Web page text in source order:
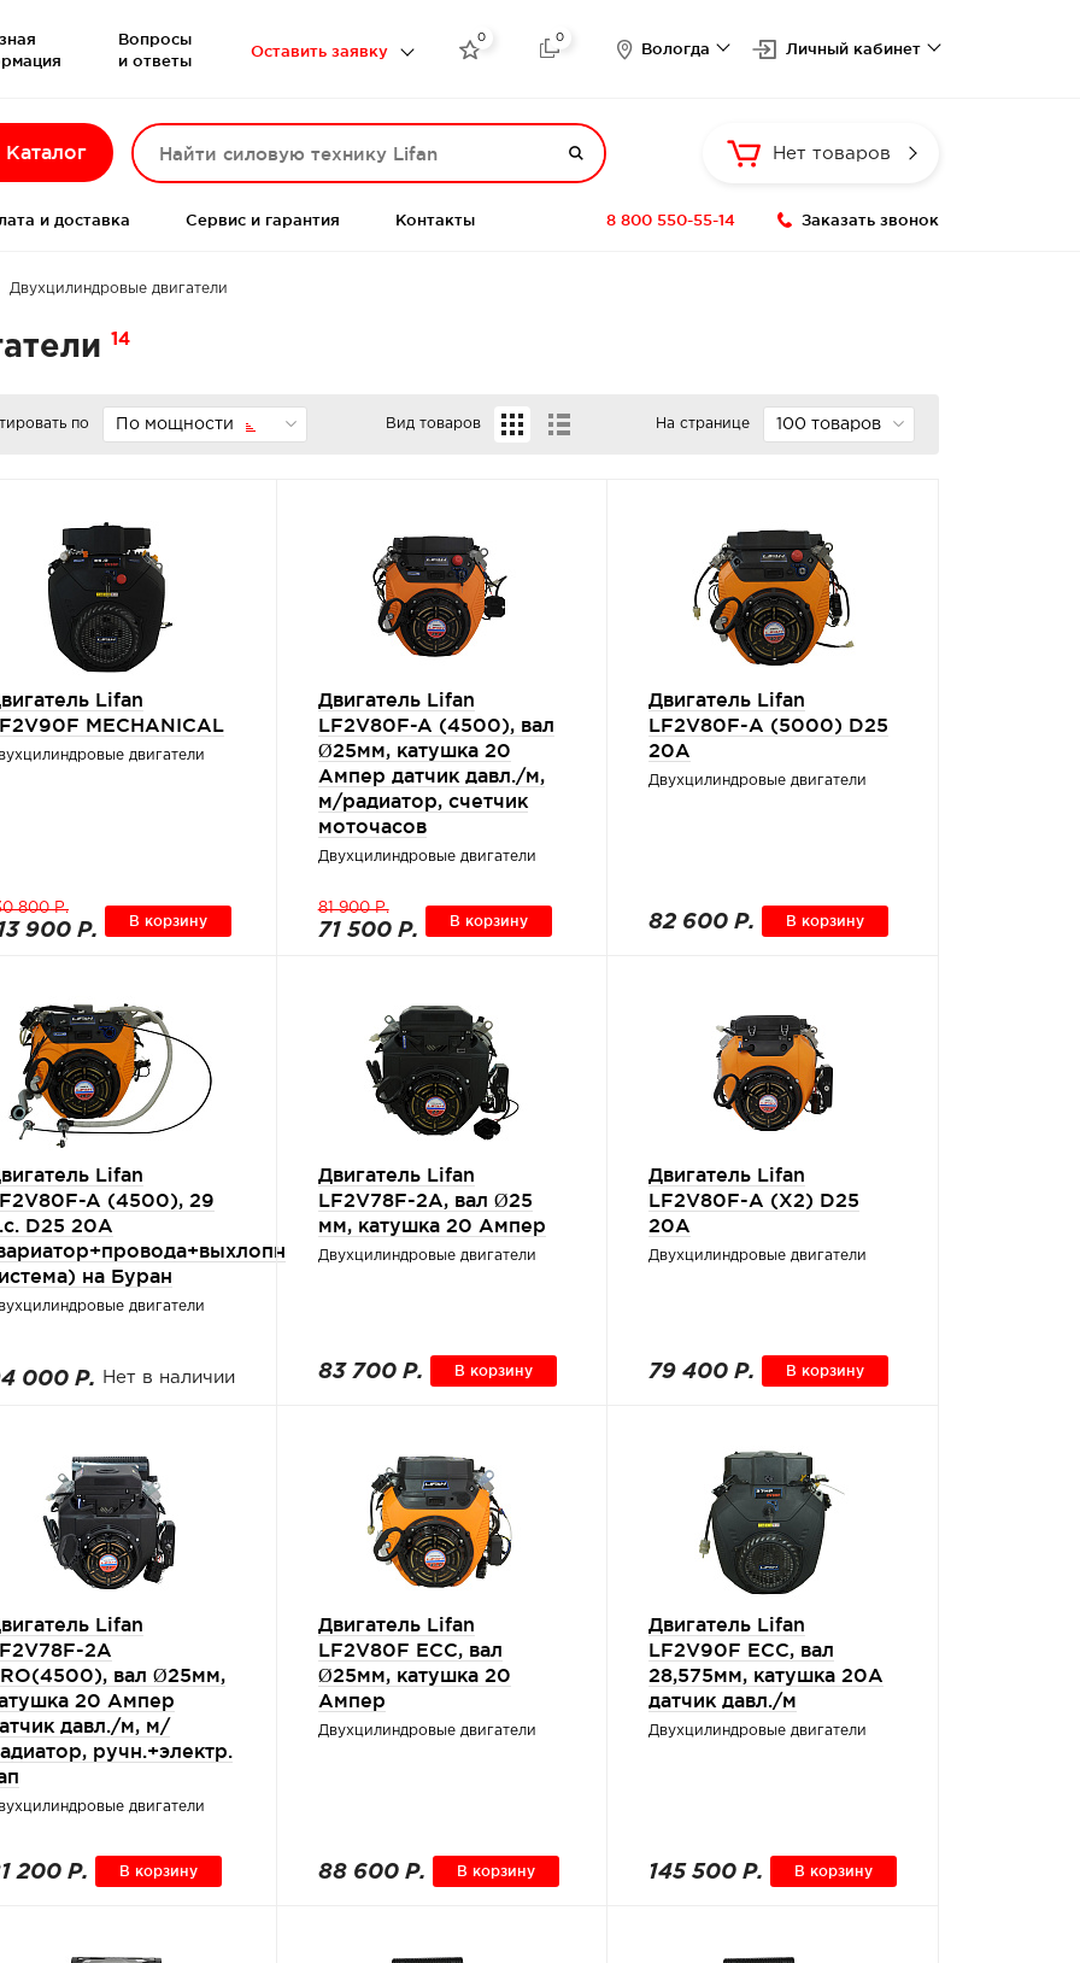
Вопросы
и ответы
Оставить заявку 
0

0
Вологда Личный кабинет
Каталог  Нет товаров
и доставка Сервис и гарантия Контакты 8 800 550-55-14 Заказать звонок
Двухцилиндровые двигатели
14
по По мощности Вид товаров На странице 100 товаров
Lifan
MECHANICAL
двигатели
800 Р.
900 Р. В корзину
Двигатель Lifan
LF2V80F-A (4500), вал
Ø25мм, катушка 20
Ампер датчик давл./м,
м/радиатор, счетчик
моточасов
Двухцилиндровые двигатели
81 900 Р.
71 500 Р. В корзину
Двигатель Lifan
LF2V80F-А (5000) D25
20A
Двухцилиндровые двигатели
82 600 Р. В корзину
Lifan
A (4500), 29
D25 20А
на Буран
двигатели
000 Р. Нет в наличии
Двигатель Lifan
LF2V78F-2A, вал Ø25
мм, катушка 20 Ампер
Двухцилиндровые двигатели
83 700 Р. В корзину
Двигатель Lifan
LF2V80F-А (X2) D25
20A
Двухцилиндровые двигатели
79 400 Р. В корзину
Lifan
2A
вал Ø25мм,
20 Ампер
давл./м, м/
ручн.+электр.
двигатели
200 Р. В корзину
Двигатель Lifan
LF2V80F ECC, вал
Ø25мм, катушка 20
Ампер
Двухцилиндровые двигатели
88 600 Р. В корзину
Двигатель Lifan
LF2V90F ECC, вал
28,575мм, катушка 20А
датчик давл./м
Двухцилиндровые двигатели
145 500 Р. В корзину